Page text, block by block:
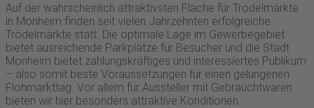
Auf der wahrscheinlich attraktivsten Fläche für Trödelmärkte
in Monheim finden seit vielen Jahrzehnten erfolgreiche
Trödelmärkte statt. Die optimale Lage im Gewerbegebiet
bietet ausreichende Parkplätze für Besucher und die Stadt
Monheim bietet zahlungskräftiges und interessiertes Publikum
– also somit beste Voraussetzungen für einen gelungenen
Flohmarkttag. Vor allem für Aussteller mit Gebrauchtwaren
bieten wir hier besonders attraktive Konditionen.